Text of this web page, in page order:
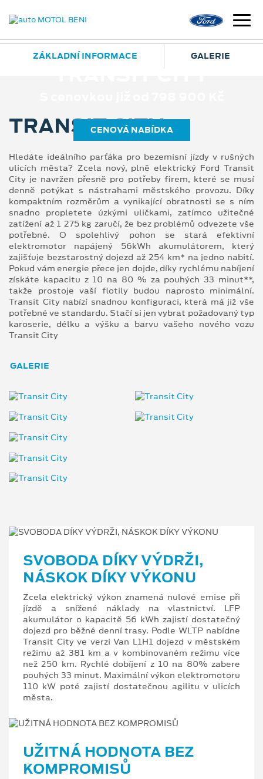
TRANSIT CITY
CENOVÁ NABÍDKA
ZÁKLADNÍ INFORMACE GALERIE
TRANSIT CITY
Hledáte ideálního parťáka pro bezemisní jízdy v rušných
ulicích města? Zcela nový, plně elektrický Ford Transit
City je navržen přesně pro potřeby firem, které se musí
denně potýkat s nástrahami městského provozu. Díky
kompaktním rozměrům a vynikající obratnosti se s ním
snadno propletete úzkými uličkami, zatímco užitečné
zatížení až 1 275 kg zaručí, že bez problémů odvezete vše
potřebné. O spolehlivý pohon se stará efektivní
elektromotor napájený 56kWh akumulátorem, který
zajišťuje bezstarostný dojezd až 254 km* na jedno nabití.
Pokud vám energie přece jen dojde, díky rychlému nabíjení
získáte kapacitu z 10 na 80 % za pouhých 33 minut**,
takže prostoje vaší flotily budou naprosto minimální.
Transit City nabízí snadnou konfiguraci, která má již vše
potřebné ve standardu. Stačí si jen vybrat požadovaný typ
karoserie, délku a výšku a barvu vašeho nového vozu
Transit City
GALERIE
SVOBODA DÍKY VÝDRŽI,
NÁSKOK DÍKY VÝKONU
Zcela elektrický výkon znamená nulové emise při
jízdě a snížené náklady na vlastnictví. LFP
akumulátor o kapacitě 56 kWh zajistí dostatečný
dojezd pro běžné denní trasy. Podle WLTP nabídne
Transit City ve verzi Van L1H1 dojezd v městském
režimu až 381 km a v kombinovaném režimu více
než 250 km. Rychlé dobíjení z 10 na 80% zabere
pouhých 33 minut. Maximální výkon elektromotoru
110 kW poté zajistí dostatečnou agilitu v ulicích
města.
UŽITNÁ HODNOTA BEZ
KOMPROMISŮ